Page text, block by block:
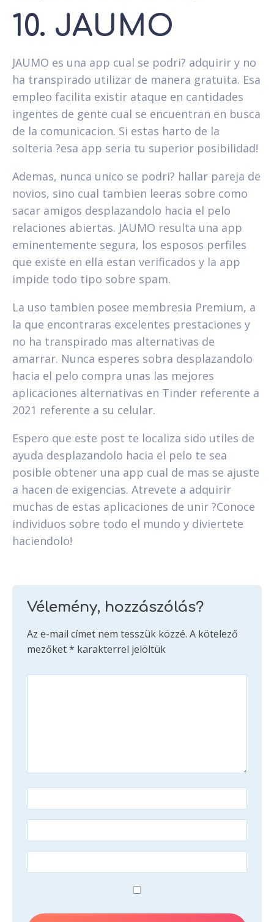
10. JAUMO
JAUMO es una app cual se podri? adquirir y no
ha transpirado utilizar de manera gratuita. Esa
empleo facilita existir ataque en cantidades
ingentes de gente cual se encuentran en busca
de la comunicacion. Si estas harto de la
solteria ?esa app seri­a tu superior posibilidad!
Ademas, nunca unico se podri? hallar pareja de
novios, sino cual tambien leeras sobre como
sacar amigos desplazandolo hacia el pelo
relaciones abiertas. JAUMO resulta una app
eminentemente segura, los esposos perfiles
que existe en ella estan verificados y la app
impide todo tipo sobre spam.
La uso tambien posee membresia Premium, a
la que encontraras excelentes prestaciones y
no ha transpirado mas alternativas de
amarrar. Nunca esperes sobra desplazandolo
hacia el pelo compra unas las mejores
aplicaciones alternativas en Tinder referente a
2021 referente a su celular.
Espero que este post te localiza sido utiles de
ayuda desplazandolo hacia el pelo te sea
posible obtener una app cual de mas se ajuste
a hacen de exigencias. Atrevete a adquirir
muchas de estas aplicaciones de unir ?Conoce
individuos sobre todo el mundo y diviertete
haciendolo!
Vélemény, hozzászólás?
Az e-mail címet nem tesszük közzé. A kötelező
mezőket* karakterrel jelöltük